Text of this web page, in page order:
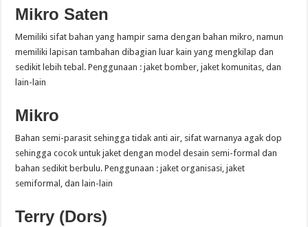
Mikro Saten
Memiliki sifat bahan yang hampir sama dengan bahan mikro, namun
memiliki lapisan tambahan dibagian luar kain yang mengkilap dan
sedikit lebih tebal. Penggunaan : jaket bomber, jaket komunitas, dan
lain-lain
Mikro
Bahan semi-parasit sehingga tidak anti air, sifat warnanya agak dop
sehingga cocok untuk jaket dengan model desain semi-formal dan
bahan sedikit berbulu. Penggunaan : jaket organisasi, jaket
semiformal, dan lain-lain
Terry (Dors)